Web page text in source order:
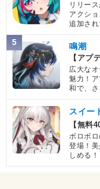
リリー
アクシ
追加され
5 鳴潮
【アプ
広大な
魅力！
和で、さ
スイー
【無料
ボロボ
登場！
しめる！